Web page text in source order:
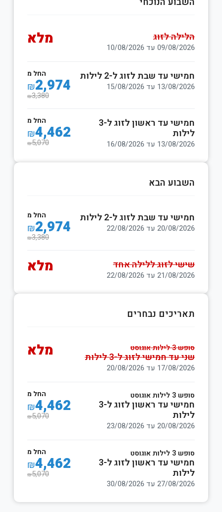
הלילה לזוג
09/08/2026 עד 10/08/2026 מלא
חמישי עד שבת לזוג ל-2 לילות
13/08/2026 עד 15/08/2026
החל מ
₪2,974
₪3,380
חמישי עד ראשון לזוג ל-3
לילות
13/08/2026 עד 16/08/2026
החל מ
₪4,462
₪5,070
השבוע הבא
חמישי עד שבת לזוג ל-2 לילות
20/08/2026 עד 22/08/2026
החל מ
₪2,974
₪3,380
שישי לזוג ללילה אחד
21/08/2026 עד 22/08/2026 מלא
תאריכים נבחרים
סופש 3 לילות אוגוסט
שני עד חמישי לזוג ל-3 לילות
17/08/2026 עד 20/08/2026
מלא
סופש 3 לילות אוגוסט
חמישי עד ראשון לזוג ל-3
לילות
20/08/2026 עד 23/08/2026
החל מ
₪4,462
₪5,070
סופש 3 לילות אוגוסט
חמישי עד ראשון לזוג ל-3
לילות
27/08/2026 עד 30/08/2026
החל מ
₪4,462
₪5,070